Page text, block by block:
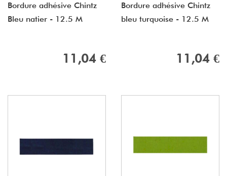
Bordure adhésive Chintz
Bleu natier - 12.5 M
11,04 €
Bordure adhésive Chintz
bleu turquoise - 12.5 M
11,04 €